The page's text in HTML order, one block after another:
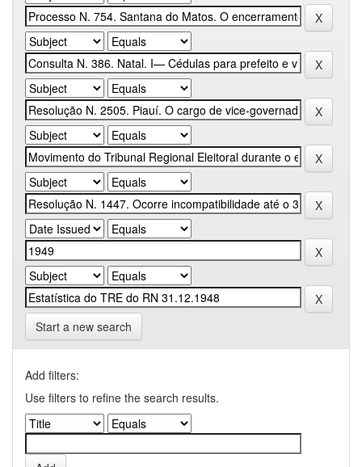
Start a new search
Add filters:
Use filters to refine the search results.